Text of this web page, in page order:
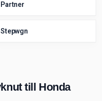
Partner
Stepwgn
till Honda